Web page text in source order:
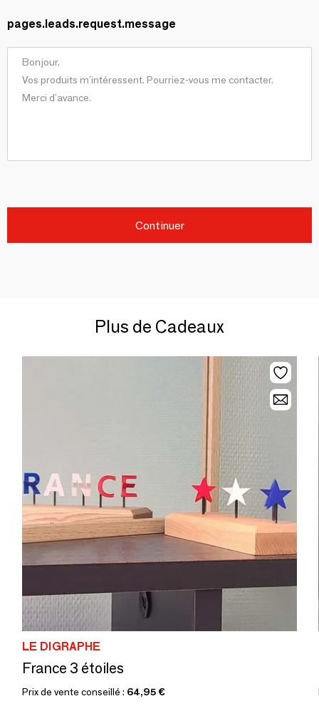
pages.leads.request.message
Continuer
Plus de Cadeaux
LE DIGRAPHE
France 3 étoiles
Prix de vente conseillé : 64,95 €